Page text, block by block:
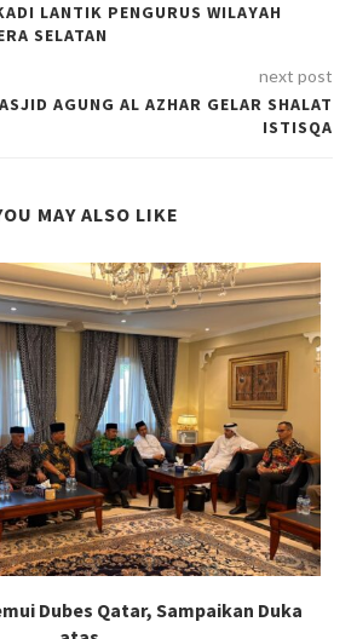
LANTIK PENGURUS WILAYAH
SELATAN
next post
AGUNG AL AZHAR GELAR SHALAT
ISTISQA
MAY ALSO LIKE
Dubes Qatar, Sampaikan Duka